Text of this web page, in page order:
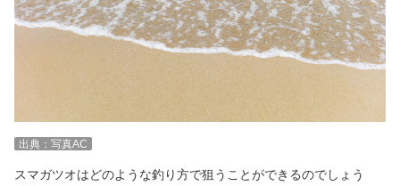
出典：写真AC
スマガツオはどのような釣り方で狙うことができるのでしょう